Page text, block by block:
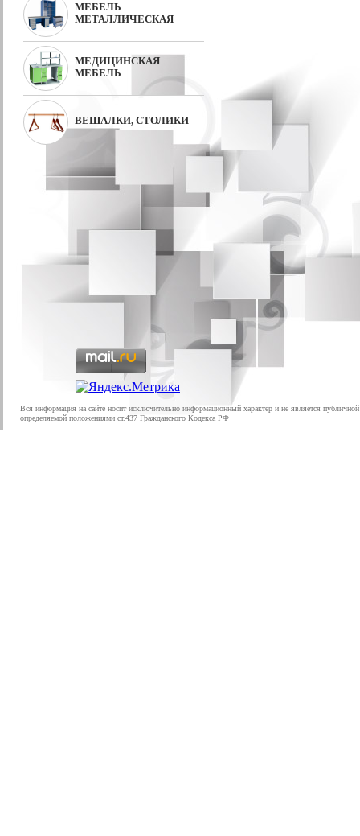
МЕБЕЛЬ
МЕТАЛЛИЧЕСКАЯ
МЕДИЦИНСКАЯ
МЕБЕЛЬ
ВЕШАЛКИ, СТОЛИКИ
Вся информация на сайте носит исключительно информационный характер и не является
определяемой положениями ст.437 Гражданского Кодекса РФ